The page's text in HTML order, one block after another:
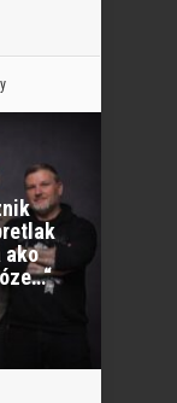
ako